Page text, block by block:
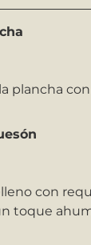
plancha
con
toque